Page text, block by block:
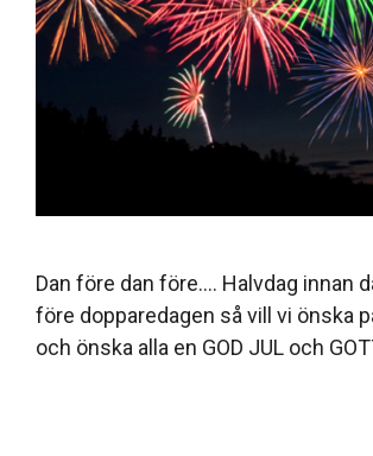
Dan före dan före…. Halvdag innan
före dopparedagen så vill vi önska
och önska alla en GOD JUL och